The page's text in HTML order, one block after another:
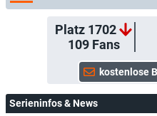
Platz 1702
109Fans
Serieninfos & News